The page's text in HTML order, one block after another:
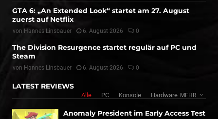
GTA 6: „An Extended Look“ startet am 27. August
zuerst auf Netflix
von Hannes Linsbauer 6. August 2026 0
The Division Resurgence startet regulär auf PC und
Steam
von Hannes Linsbauer 6. August 2026 0
LATEST REVIEWS
Alle PC Konsole Hardware MEHR
Anomaly President im Early Access Test